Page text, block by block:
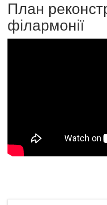
План
філармонії